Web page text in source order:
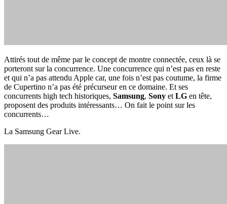
Attirés tout de même par le concept de montre connectée, ceux là se
porteront sur la concurrence. Une concurrence qui n’est pas en reste
et qui n’a pas attendu Apple car, une fois n’est pas coutume, la firme
de Cupertino n’a pas été précurseur en ce domaine. Et ses
concurrents high tech historiques, Samsung, Sony et LG en tête,
proposent des produits intéressants… On fait le point sur les
concurrents…
La Samsung Gear Live.